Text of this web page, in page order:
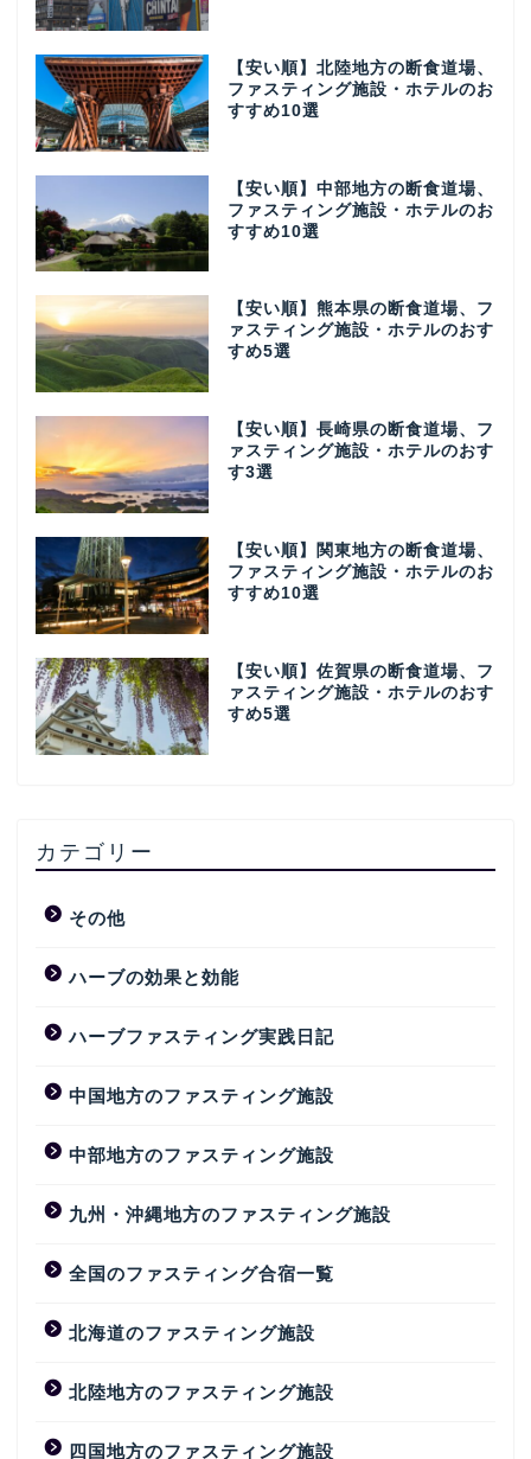
【安い順】北陸地方の断食道場、
ファスティング施設・ホテルのお
すすめ10選
【安い順】中部地方の断食道場、
ファスティング施設・ホテルのお
すすめ10選
【安い順】熊本県の断食道場、フ
ァスティング施設・ホテルのおす
すめ5選
【安い順】長崎県の断食道場、フ
ァスティング施設・ホテルのおす
す3選
【安い順】関東地方の断食道場、
ファスティング施設・ホテルのお
すすめ10選
【安い順】佐賀県の断食道場、フ
ァスティング施設・ホテルのおす
すめ5選
カテゴリー
その他
ハーブの効果と効能
ハーブファスティング実践日記
中国地方のファスティング施設
中部地方のファスティング施設
九州・沖縄地方のファスティング施設
全国のファスティング合宿一覧
北海道のファスティング施設
北陸地方のファスティング施設
四国地方のファスティング施設